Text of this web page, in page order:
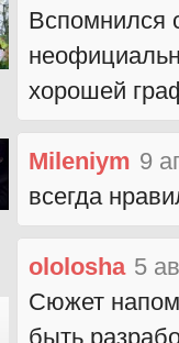
Вспомнился
хорошей
Mileniym 9
всегда
ololosha 5
Сюжет
быть